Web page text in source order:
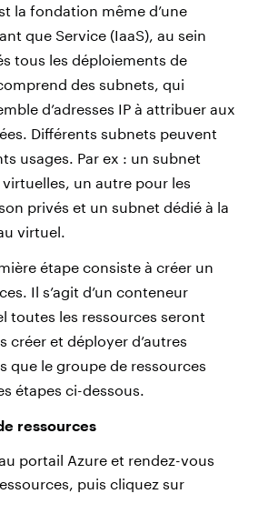
la fondation même d’une
que Service (IaaS), au sein
tous les déploiements de
des subnets, qui
d’adresses IP à attribuer aux
Différents subnets peuvent
usages. Par ex : un subnet
un autre pour les
privés et un subnet dédié à la
virtuel.
étape consiste à créer un
Il s’agit d’un conteneur
toutes les ressources seront
créer et déployer d’autres
que le groupe de ressources
étapes ci-dessous.
ressources
portail Azure et rendez-vous
puis cliquez sur